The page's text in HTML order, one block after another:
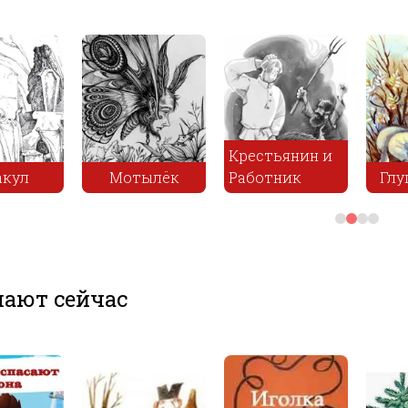
Мотылёк
Крестьянин и
Работник
сейчас